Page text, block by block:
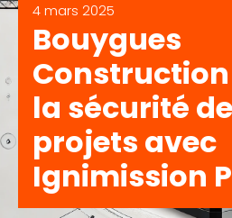
4 mars 2025
Bouygues
la sécurité
projets avec
Ignimission